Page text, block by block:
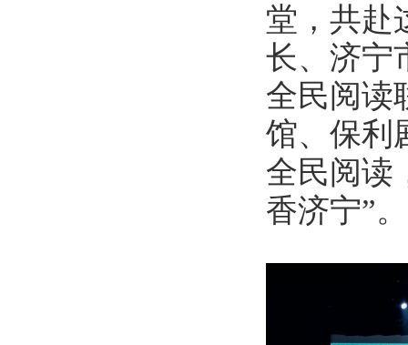
堂，共赴
长、济宁
全民阅读
馆、保利
全民阅读
香济宁”。